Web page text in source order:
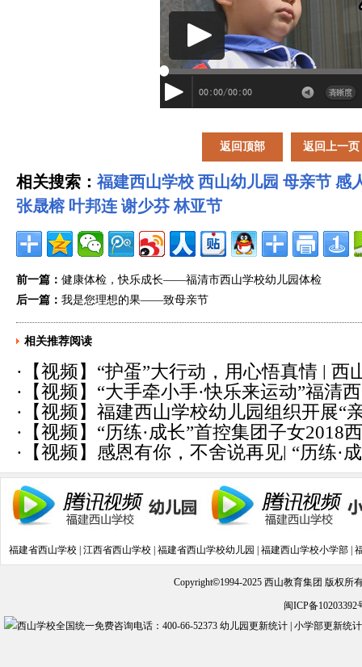
返回顶部 返回上一页
相关搜索：福建西山学校 西山幼儿园 母亲节 感
张晟榕 叶邦连 谢少芬 林亚节
前一篇： 健康体检，快乐成长——福清市西山学校幼儿园体检
后一篇： 我是您理想的果——致母亲节
相关推荐阅读
· 【视频】“护蛋”大行动，用心悟真情 |
家长(2018-12-03)
· 【视频】“大手牵小手·快乐来运动”福清
运动会(2018-11-10)
· 【视频】福建西山学校幼儿园组织开展“
会实践活动(2018-09-26)
· 【视频】“历练·成长”首控集团子女2018
(2018-07-28)
· 【视频】感恩有你，不舍说再见| “历练·
山夏令营纪实第十二天(2018-07-27)
福建省西山学校 | 江西省西山学校 | 福建省西山学校幼儿园 | 福建西山学校小学部 |
Copyright©1994-2025 西山教育集团 版权所
闽ICP备10203392
幼儿园更新统计| 小学部更新统计